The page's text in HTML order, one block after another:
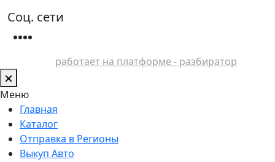
Соц. сети
работает на платформе - разбиратор
Меню
Главная
Каталог
Отправка в Регионы
Выкуп Авто